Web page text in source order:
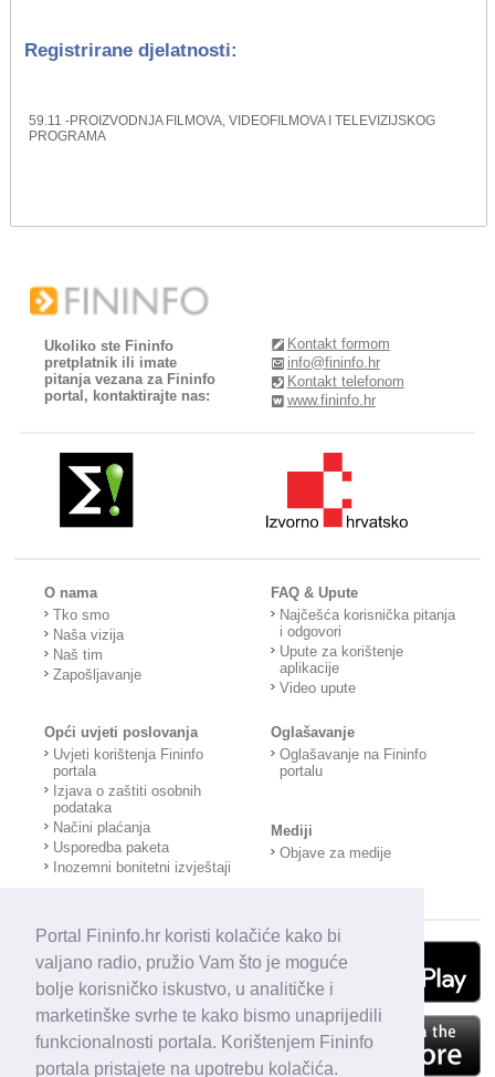
Portal Fininfo.hr koristi kolačiće kako bi
valjano radio, pružio Vam što je moguće
bolje korisničko iskustvo, u analitičke i
marketinške svrhe te kako bismo unaprijedili
funkcionalnosti portala. Korištenjem Fininfo
portala pristajete na upotrebu kolačića.
Registrirane djelatnosti:
59.11 -PROIZVODNJA FILMOVA, VIDEOFILMOVA I TELEVIZIJSKOG
PROGRAMA
Ukoliko ste Fininfo
pretplatnik ili imate
pitanja vezana za Fininfo
portal, kontaktirajte nas:
Kontakt formom
info@fininfo.hr
Kontakt telefonom
www.fininfo.hr
O nama
Tko smo
Naša vizija
Naš tim
Zapošljavanje
FAQ & Upute
Najčešća korisnička pitanja
i odgovori
Upute za korištenje
aplikacije
Video upute
Opći uvjeti poslovanja
Uvjeti korištenja Fininfo
portala
Izjava o zaštiti osobnih
podataka
Načini plaćanja
Usporedba paketa
Inozemni bonitetni izvještaji
Oglašavanje
Oglašavanje na Fininfo
portalu
Mediji
Objave za medije